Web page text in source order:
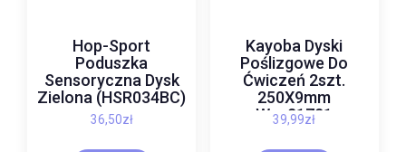
Hop-Sport
Poduszka
Sensoryczna Dysk
Zielona (HSR034BC)
36,50zł
Kayoba Dyski
Poślizgowe Do
Ćwiczeń 2szt.
250X9mm
Wpx21721
39,99zł